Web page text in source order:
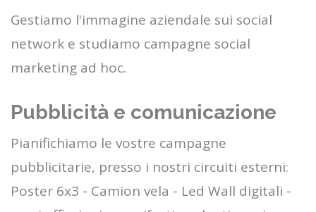
Gestiamo l'immagine aziendale sui social
network e studiamo campagne social
marketing ad hoc.
Pubblicità e comunicazione
Pianifichiamo le vostre campagne
pubblicitarie, presso i nostri circuiti esterni:
Poster 6x3 - Camion vela - Led Wall digitali -